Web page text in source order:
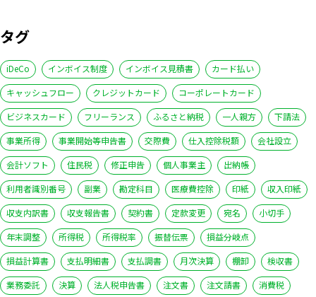
タグ
iDeCo インボイス制度 インボイス見積書
カード払い
キャッシュフロー
クレジットカード
コーポレートカード
ビジネスカード
フリーランス ふるさと納税 一人親方
下請法
事業所得
事業開始等申告書 交際費 仕入控除税額
会社設立
会計ソフト
住民税 修正申告 個人事業主
出納帳
利用者識別番号
副業 勘定科目 医療費控除 印紙
収入印紙
収支内訳書
収支報告書 契約書 定款変更 宛名
小切手
年末調整
所得税 所得税率 振替伝票
損益分岐点
損益計算書
支払明細書 支払調書 月次決算 棚卸
検収書
業務委託
決算 法人税申告書 注文書 注文請書
消費税